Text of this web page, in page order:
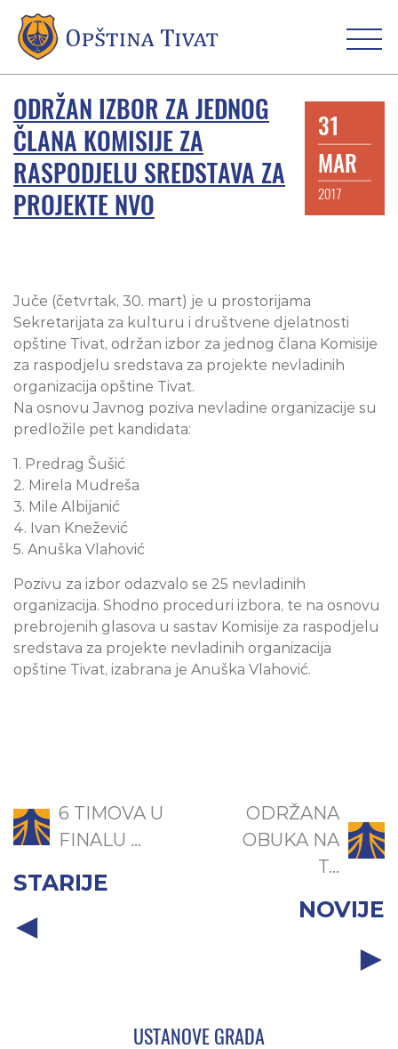
ODRŽAN IZBOR ZA JEDNOG
ČLANA KOMISIJE ZA
RASPODJELU SREDSTAVA ZA
PROJEKTE NVO
31
MAR
2017
Juče (četvrtak, 30. mart) je u prostorijama
Sekretarijata za kulturu i društvene djelatnosti
opštine Tivat, održan izbor za jednog člana Komisije
za raspodjelu sredstava za projekte nevladinih
organizacija opštine Tivat.
Na osnovu Javnog poziva nevladine organizacije su
predložile pet kandidata:
1. Predrag Šušić
2. Mirela Mudreša
3. Mile Albijanić
4. Ivan Knežević
5. Anuška Vlahović
Pozivu za izbor odazvalo se 25 nevladinih
organizacija. Shodno proceduri izbora, te na osnovu
prebrojenih glasova u sastav Komisije za raspodjelu
sredstava za projekte nevladinih organizacija
opštine Tivat, izabrana je Anuška Vlahović.
6 TIMOVA U
FINALU ...
STARIJE
ODRŽANA
OBUKA NA
T...
NOVIJE
USTANOVE GRADA